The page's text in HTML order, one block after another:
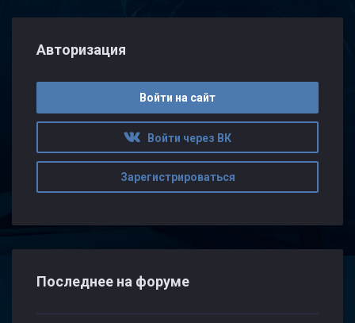
Авторизация
Войти на сайт
Войти через ВК
Зарегистрироваться
Последнее на форуме